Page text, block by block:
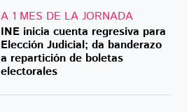
A 1 MES DE LA JORNADA
INE inicia cuenta regresiva para
Elección Judicial; da banderazo
a repartición de boletas
electorales